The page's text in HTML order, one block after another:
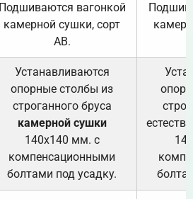
Подшиваются вагонкой
камерной сушки, сорт
АВ.
Устанавливаются
опорные столбы из
строганного бруса
камерной сушки
140х140 мм. с
компенсационными
болтами под усадку.